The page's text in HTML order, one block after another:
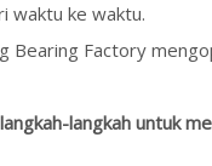
waktu ke waktu.
Bearing Factory
langkah untuk